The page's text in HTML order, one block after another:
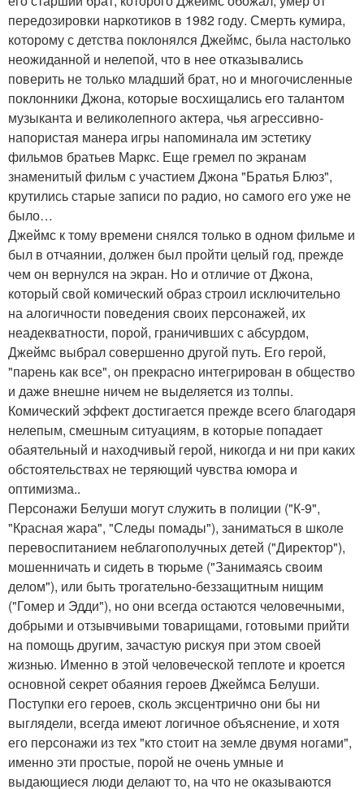
передозировки наркотиков в 1982 году. Смерть кумира,
которому с детства поклонялся Джеймс, была настолько
неожиданной и нелепой, что в нее отказывались
поверить не только младший брат, но и многочисленные
поклонники Джона, которые восхищались его талантом
музыканта и великолепного актера, чья агрессивно-
напористая манера игры напоминала им эстетику
фильмов братьев Маркс. Еще гремел по экранам
знаменитый фильм с участием Джона "Братья Блюз",
крутились старые записи по радио, но самого его уже не
было…
Джеймс к тому времени снялся только в одном фильме и
был в отчаянии, должен был пройти целый год, прежде
чем он вернулся на экран. Но и отличие от Джона,
который свой комический образ строил исключительно
на алогичности поведения своих персонажей, их
неадекватности, порой, граничивших с абсурдом,
Джеймс выбрал совершенно другой путь. Его герой,
"парень как все", он прекрасно интегрирован в общество
и даже внешне ничем не выделяется из толпы.
Комический эффект достигается прежде всего благодаря
нелепым, смешным ситуациям, в которые попадает
обаятельный и находчивый герой, никогда и ни при каких
обстоятельствах не теряющий чувства юмора и
оптимизма..
Персонажи Белуши могут служить в полиции ("К-9",
"Красная жара", "Следы помады"), заниматься в школе
перевоспитанием неблагополучных детей ("Директор"),
мошенничать и сидеть в тюрьме ("Занимаясь своим
делом"), или быть трогательно-беззащитным нищим
("Гомер и Эдди"), но они всегда остаются человечными,
добрыми и отзывчивыми товарищами, готовыми прийти
на помощь другим, зачастую рискуя при этом своей
жизнью. Именно в этой человеческой теплоте и кроется
основной секрет обаяния героев Джеймса Белуши.
Поступки его героев, сколь эксцентрично они бы ни
выглядели, всегда имеют логичное объяснение, и хотя
его персонажи из тех "кто стоит на земле двумя ногами",
именно эти простые, порой не очень умные и
выдающиеся люди делают то, на что не оказываются